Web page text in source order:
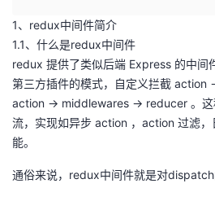
主
页
的
开
发
者
1、redux中间件简介
1.1、什么是redux中间件
redux 提供了类似后端 Express 的中间
第三方插件的模式，自定义拦截 action
action -> middlewares -> reducer 。这
流，实现如异步 action ，action 过滤
能。
通俗来说，redux中间件就是对dispatch